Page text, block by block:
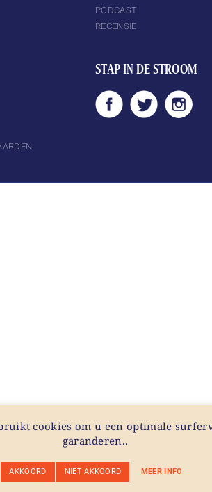
PODCAST
RECENSIE
STAP IN DE STROOM
cookies om u een optimale
garanderen..
AKKOORD NIET AKKOORD MEER INFO